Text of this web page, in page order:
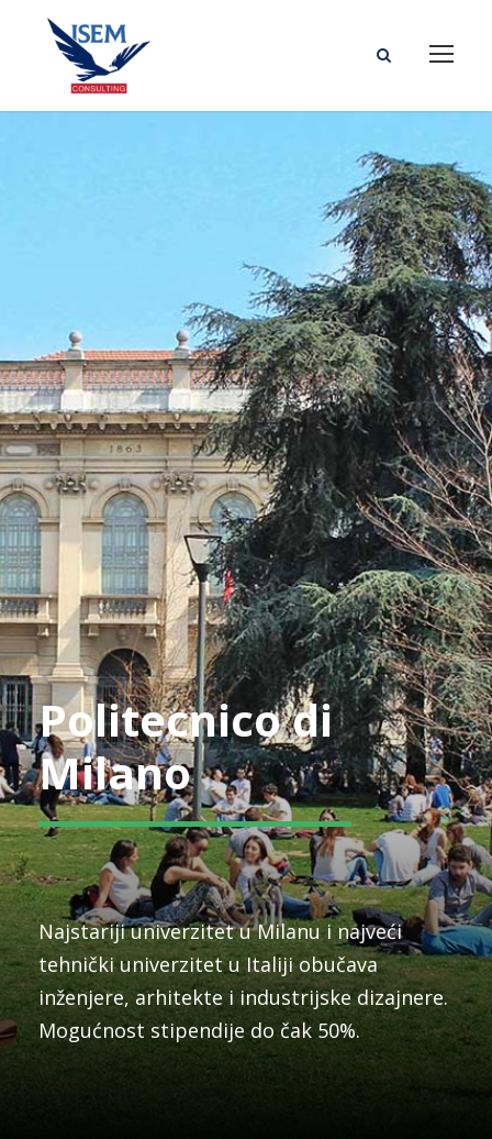
Politecnico di
Milano
Najstariji univerzitet u Milanu i najveći
tehnički univerzitet u Italiji obučava
inženjere, arhitekte i industrijske dizajnere.
Mogućnost stipendije do čak 50%.